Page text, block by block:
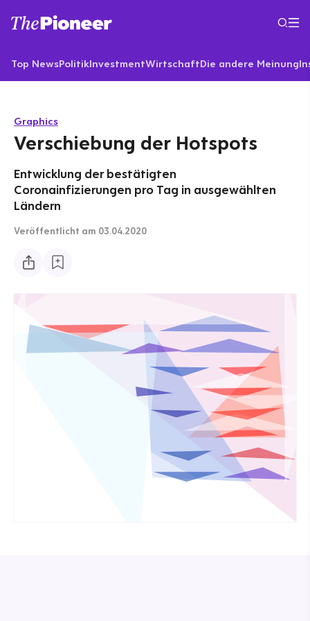
Top NewsPolitikInvestmentWirtschaftDie andere Meinung
Graphics
Verschiebung der Hotspots
Entwicklung der bestätigten
Coronainfizierungen pro Tag in ausgewählten
Ländern
Veröffentlicht am 03.04.2020